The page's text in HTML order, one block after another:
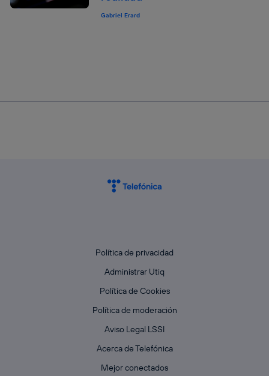
Gabriel Erard
Política de privacidad
Administrar Utiq
Política de Cookies
Política de moderación
Aviso Legal LSSI
Acerca de Telefónica
Mejor conectados